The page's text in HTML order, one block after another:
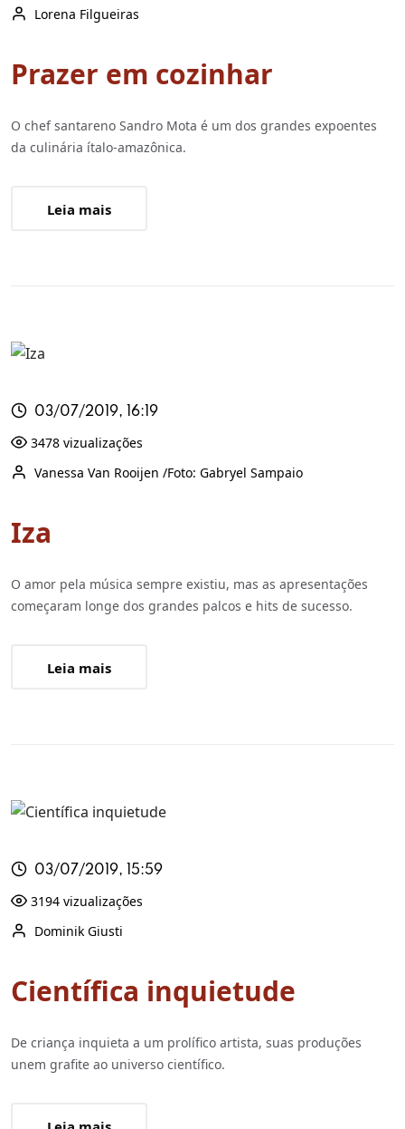
Lorena Filgueiras
Prazer em cozinhar
O chef santareno Sandro Mota é um dos grandes expoentes
da culinária ítalo-amazônica.
Leia mais
03/07/2019, 16:19
3478 vizualizações
Vanessa Van Rooijen /Foto: Gabryel Sampaio
Iza
O amor pela música sempre existiu, mas as apresentações
começaram longe dos grandes palcos e hits de sucesso.
Leia mais
03/07/2019, 15:59
3194 vizualizações
Dominik Giusti
Científica inquietude
De criança inquieta a um prolífico artista, suas produções
unem grafite ao universo científico.